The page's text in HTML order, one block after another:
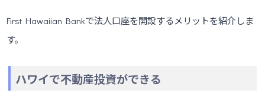
First Hawaiian Bankで法人口座を開設するメリットを紹介しま
す。
ハワイで不動産投資ができる